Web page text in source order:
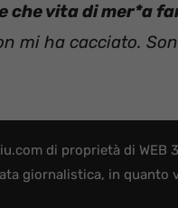
che vita di mer*a
mi ha cacciato.
di proprietà di WEB
giornalistica, in quanto